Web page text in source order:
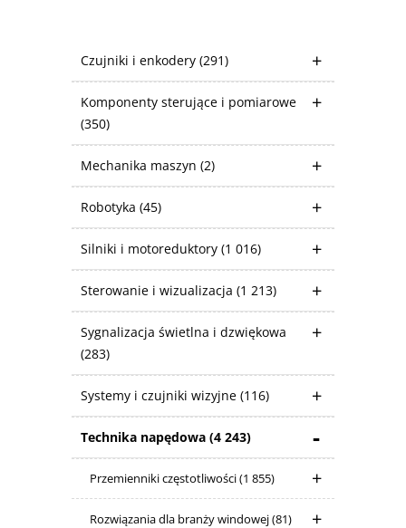
Czujniki i enkodery (291)
Komponenty sterujące i pomiarowe
(350)
Mechanika maszyn (2)
Robotyka (45)
Silniki i motoreduktory (1 016)
Sterowanie i wizualizacja (1 213)
Sygnalizacja świetlna i dzwiękowa
(283)
Systemy i czujniki wizyjne (116)
Technika napędowa (4 243)
Przemienniki częstotliwości(1 855)
Rozwiązania dla branży windowej(81)